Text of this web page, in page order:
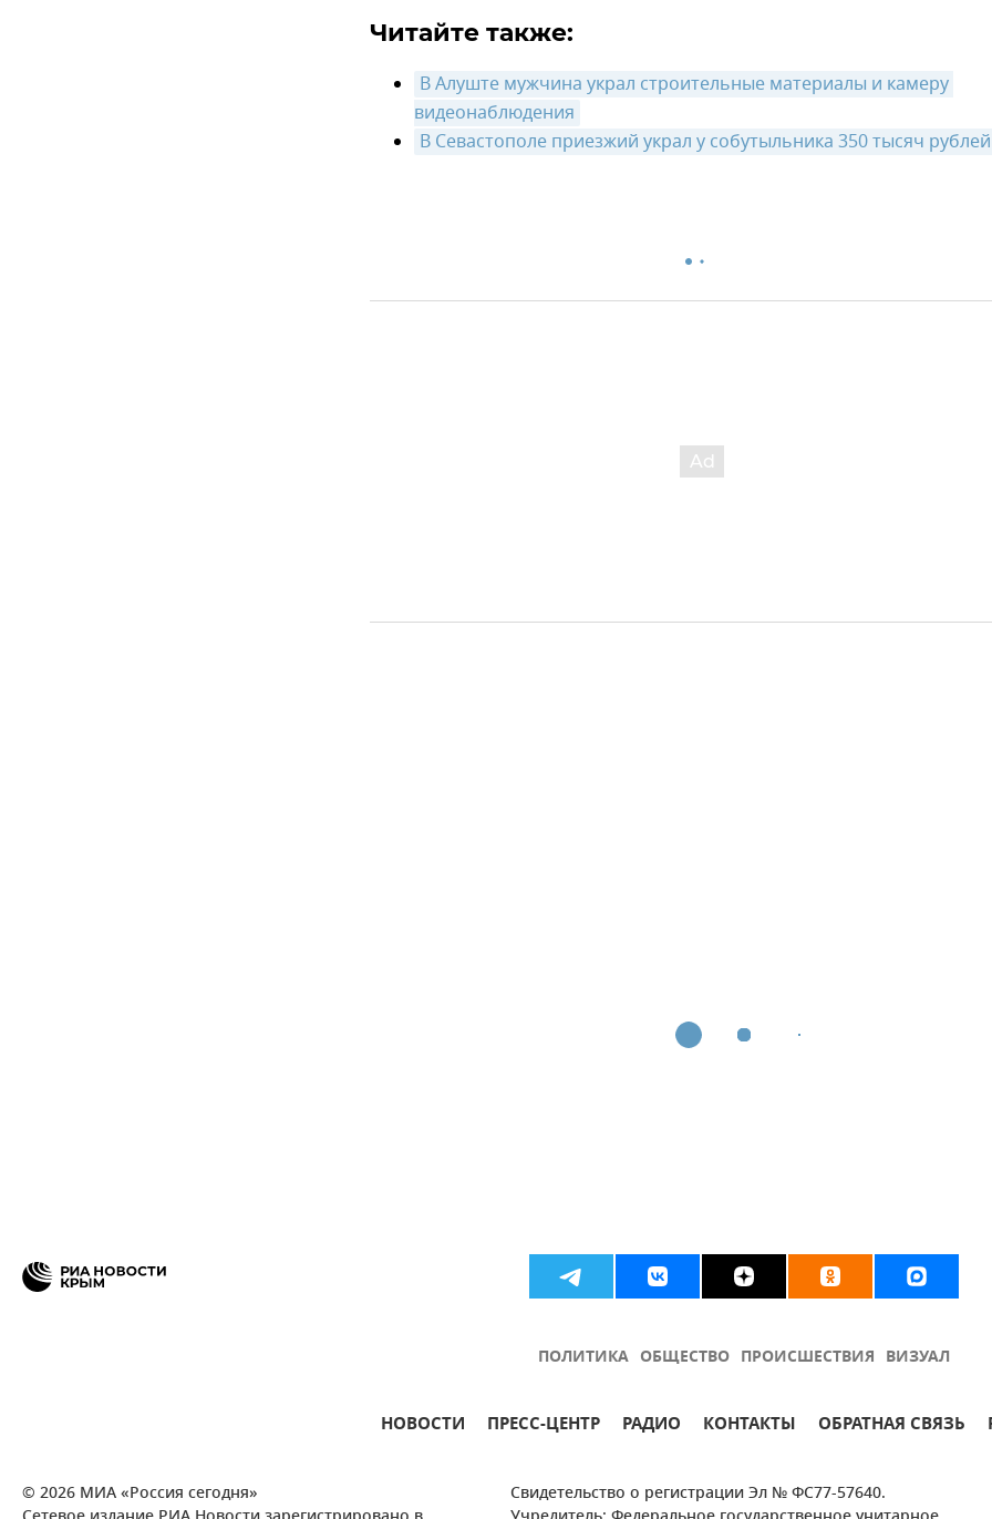
Читайте также:
В Алуште мужчина украл строительные материалы и камеру
видеонаблюдения
В Севастополе приезжий украл у собутыльника 350 тысяч рублей
ПОЛИТИКА ОБЩЕСТВО ПРОИСШЕСТВИЯ ВИЗУАЛ
НОВОСТИ ПРЕСС-ЦЕНТР РАДИО КОНТАКТЫ ОБРАТНАЯ СВЯЗЬ
© 2026 МИА «Россия сегодня»
Свидетельство о регистрации Эл № ФС77-57640.